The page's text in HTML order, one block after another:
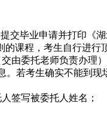
交毕业申请并打印《
课程，考生自行进行
由委托老师负责办理
若考生确实不能到
签写被委托人姓名；